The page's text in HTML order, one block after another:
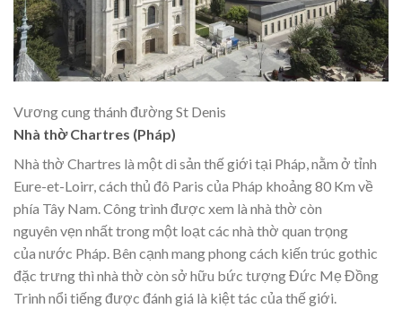
Vương cung thánh đường St Denis
Nhà thờ Chartres (Pháp)
Nhà thờ Chartres là một di sản thế giới tại Pháp, nằm ở tỉnh
Eure-et-Loirr, cách thủ đô Paris của Pháp khoảng 80 Km về
phía Tây Nam. Công trình được xem là nhà thờ còn
nguyên vẹn nhất trong một loạt các nhà thờ quan trọng
của nước Pháp. Bên cạnh mang phong cách kiến trúc gothic
đặc trưng thì nhà thờ còn sở hữu bức tượng Đức Mẹ Đồng
Trinh nổi tiếng được đánh giá là kiệt tác của thế giới.